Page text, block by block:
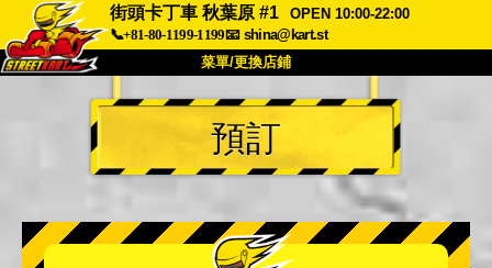
街頭卡丁車 秋葉原 #1
OPEN 10:00-22:00
📞+81-80-1199-1199📧 shina@kart.st
菜單/更換店鋪
首頁
關於我們 規格 價格
常見問題
公司 預訂
更換店鋪
預訂